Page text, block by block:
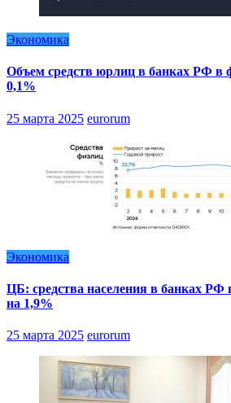
Экономика
Объем средств юрлиц в банках РФ в
0,1%
25 марта 2025 eurorum
Экономика
ЦБ: средства населения в банках РФ
на 1,9%
25 марта 2025 eurorum